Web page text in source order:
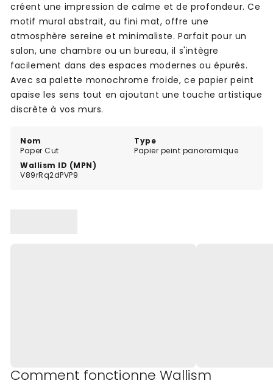
Nom
Paper Cut
Type
Papier peint panoramique
Wallism ID (MPN)
V89rRq2dPVP9
créent une impression de calme et de profondeur. Ce
motif mural abstrait, au fini mat, offre une
atmosphère sereine et minimaliste. Parfait pour un
salon, une chambre ou un bureau, il s'intègre
facilement dans des espaces modernes ou épurés.
Avec sa palette monochrome froide, ce papier peint
apaise les sens tout en ajoutant une touche artistique
discrète à vos murs.
Comment fonctionne Wallism